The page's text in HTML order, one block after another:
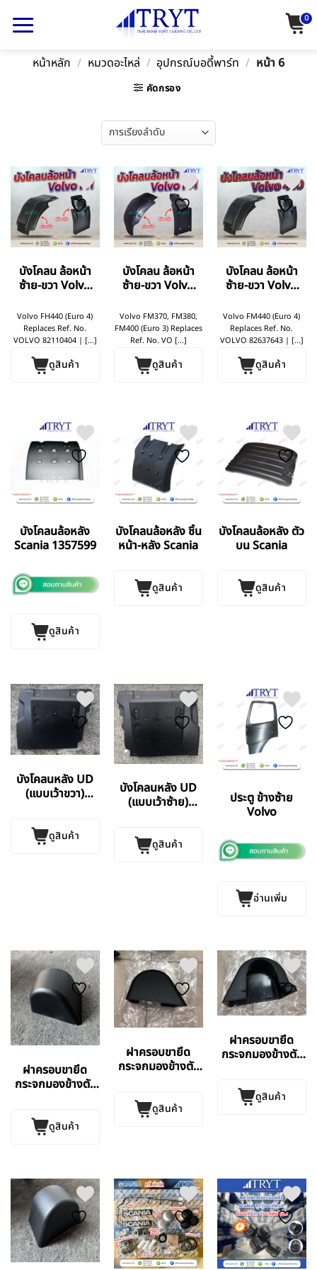
0
หน้าหลัก / หมวดอะไหล่ / อุปกรณ์บอดี้พาร์ท / หน้า 6
คัดกรอง
บังโคลน ล้อหน้า
ซ้าย-ขวา Volvo
EUROTRUCK
Volvo FH440 (Euro 4)
Replaces Ref. No.
VOLVO 82110404 | [...]
ดูสินค้า
บังโคลน ล้อหน้า
ซ้าย-ขวา Volvo
EUROTRUCK
Volvo FM370, FM380,
FM400 (Euro 3) Replaces
Ref. No. VO [...]
ดูสินค้า
บังโคลน ล้อหน้า
ซ้าย-ขวา Volvo
EUROTRUCK
Volvo FM440 (Euro 4)
Replaces Ref. No.
VOLVO 82637643 | [...]
ดูสินค้า
บังโคลนล้อหลัง
Scania 1357599
ดูสินค้า
บังโคลนล้อหลัง ชิ้น
หน้า-หลัง Scania
ดูสินค้า
บังโคลนล้อหลัง ตัว
บน Scania
ดูสินค้า
บังโคลนหลัง UD
(แบบเว้าขวา)
ดูสินค้า
บังโคลนหลัง UD
(แบบเว้าซ้าย)
ดูสินค้า
ประตู ข้างซ้าย
Volvo
อ่านเพิ่ม
ฝาครอบขายึด
กระจกมองข้างตัว
ดูสินค้า
ฝาครอบขายึด
กระจกมองข้างตัว
ดูสินค้า
ฝาครอบขายึด
กระจกมองข้างตัว
ดูสินค้า